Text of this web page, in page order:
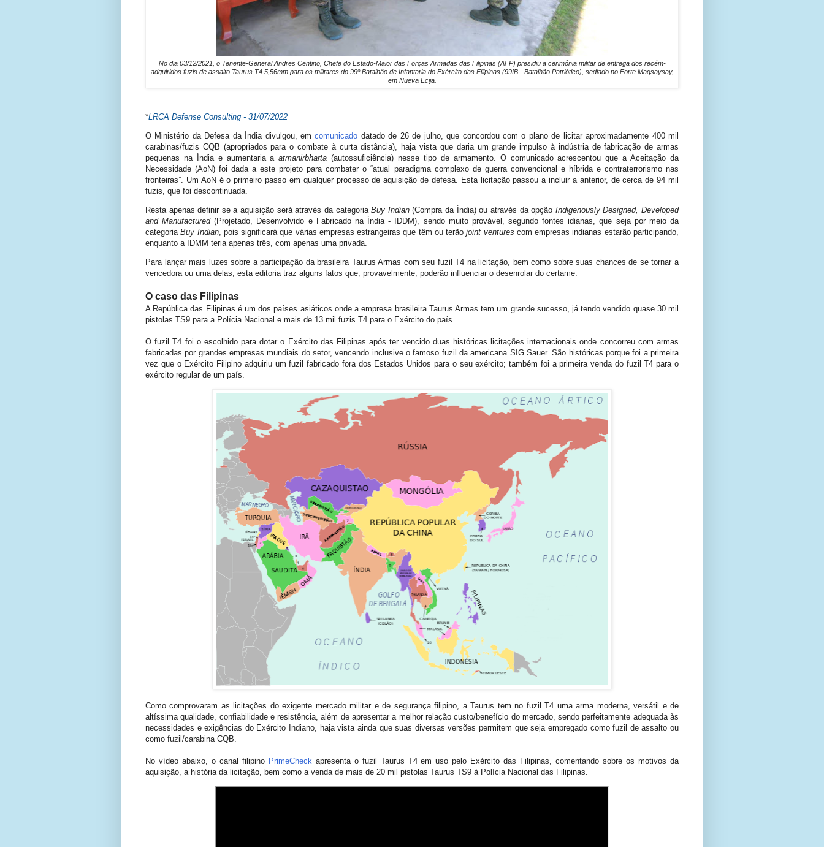
No dia 03/12/2021, o Tenente-General Andres Centino, Chefe do Estado-Maior das Forças Armadas das Filipinas (AFP) presidiu a cerimônia militar de entrega dos recém-
adquiridos fuzis de assalto Taurus T4 5,56mm para os militares do 99º Batalhão de Infantaria do Exército das Filipinas (99IB - Batalhão Patriótico), sediado no Forte Magsaysay,
em Nueva Ecija.
*LRCA Defense Consulting - 31/07/2022
O Ministério da Defesa da Índia divulgou, emcomunicado datado de 26 de julho, que concordou com o plano de licitar aproximadamente 400 mil
carabinas/fuzis CQB (apropriados para o combate à curta distância), haja vista que daria um grande impulso à indústria de fabricação de armas
pequenas na Índia e aumentaria aatmanirbharta (autossuficiência) nesse tipo de armamento. O comunicado acrescentou que a Aceitação da
Necessidade (AoN) foi dada a este projeto para combater o “atual paradigma complexo de guerra convencional e híbrida e contraterrorismo nas
fronteiras”. Um AoN é o primeiro passo em qualquer processo de aquisição de defesa. Esta licitação passou a incluir a anterior, de cerca de 94 mil
fuzis, que foi descontinuada.
Resta apenas definir se a aquisição será através da categoriaBuy Indian(Compra da Índia) ou através da opção Indigenously Designed, Developed
and Manufactured(Projetado, Desenvolvido e Fabricado na Índia - IDDM), sendo muito provável, segundo fontes idianas, que seja por meio da
categoriaBuy Indian, pois significará que várias empresas estrangeiras que têm ou terãojoint ventures com empresas indianas estarão participando,
enquanto a IDMM teria apenas três, com apenas uma privada.
Para lançar mais luzes sobre a participação da brasileira Taurus Armas com seu fuzil T4 na licitação, bem como sobre suas chances de se tornar a
vencedora ou uma delas, esta editoria traz alguns fatos que, provavelmente, poderão influenciar o desenrolar do certame.
O caso das Filipinas
A República das Filipinas é um dos países asiáticos onde a empresa brasileira Taurus Armas tem um grande sucesso, já tendo vendido quase 30 mil
pistolas TS9 para a Polícia Nacional e mais de 13 mil fuzis T4 para o Exército do país.
O fuzil T4 foi o escolhido para dotar o Exército das Filipinas após ter vencido duas históricas licitações internacionais onde concorreu com armas
fabricadas por grandes empresas mundiais do setor, vencendo inclusive o famoso fuzil da americana SIG Sauer. São históricas porque foi a primeira
vez que o Exército Filipino adquiriu um fuzil fabricado fora dos Estados Unidos para o seu exército; também foi a primeira venda do fuzil T4 para o
exército regular de um país.
Como comprovaram as licitações do exigente mercado militar e de segurança filipino, a Taurus tem no fuzil T4 uma arma moderna, versátil e de
altíssima qualidade, confiabilidade e resistência, além de apresentar a melhor relação custo/benefício do mercado, sendo perfeitamente adequada às
necessidades e exigências do Exército Indiano, haja vista ainda que suas diversas versões permitem que seja empregado como fuzil de assalto ou
como fuzil/carabina CQB.
No vídeo abaixo, o canal filipino PrimeCheck apresenta o fuzil Taurus T4 em uso pelo Exército das Filipinas, comentando sobre os motivos da
aquisição, a história da licitação, bem como a venda de mais de 20 mil pistolas Taurus TS9 à Polícia Nacional das Filipinas.